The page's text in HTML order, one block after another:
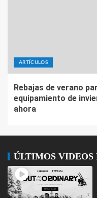
ARTÍCULOS
Rebajas de verano
equipamiento de
ahora
ÚLTIMOS